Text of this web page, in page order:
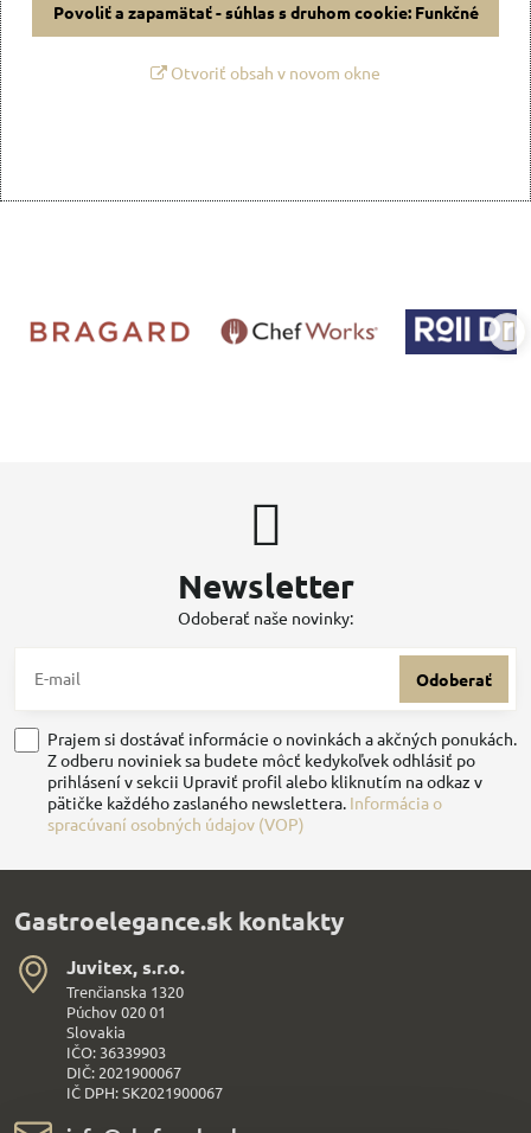
Povoliť a zapamätať - súhlas s druhom cookie: Funkčné
Otvoriť obsah v novom okne
Newsletter
Odoberať naše novinky:
Odoberať
Prajem si dostávať informácie o novinkách a akčných ponukách.
Z odberu noviniek sa budete môcť kedykoľvek odhlásiť po
prihlásení v sekcii Upraviť profil alebo kliknutím na odkaz v
pätičke každého zaslaného newslettera. Informácia o
spracúvaní osobných údajov (VOP)
Gastroelegance.sk kontakty
Juvitex, s​.r​.o​.
Trenčianska 1320
Púchov 020 01
Slovakia
IČO: 36339903
DIČ: 2021900067
IČ DPH: SK2021900067